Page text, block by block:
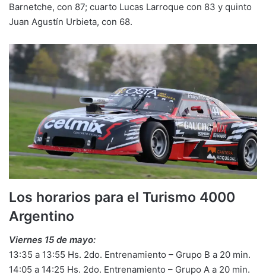
Barnetche, con 87; cuarto Lucas Larroque con 83 y quinto
Juan Agustín Urbieta, con 68.
Los horarios para el Turismo 4000
Argentino
Viernes 15 de mayo:
13:35 a 13:55 Hs. 2do. Entrenamiento – Grupo B a 20 min.
14:05 a 14:25 Hs. 2do. Entrenamiento – Grupo A a 20 min.